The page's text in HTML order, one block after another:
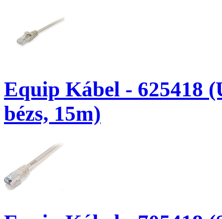
Equip Kábel - 625418
bézs, 15m)